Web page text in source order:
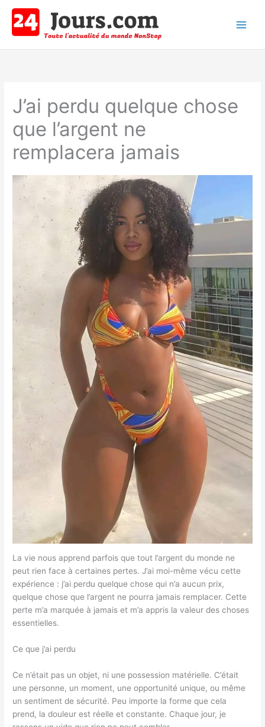
contenu
J’ai perdu quelque chose
que l’argent ne
remplacera jamais
La vie nous apprend parfois que tout l’argent du monde ne
peut rien face à certaines pertes. J’ai moi-même vécu cette
expérience : j’ai perdu quelque chose qui n’a aucun prix,
quelque chose que l’argent ne pourra jamais remplacer. Cette
perte m’a marquée à jamais et m’a appris la valeur des choses
essentielles.
Ce que j’ai perdu
Ce n’était pas un objet, ni une possession matérielle. C’était
une personne, un moment, une opportunité unique, ou même
un sentiment de sécurité. Peu importe la forme que cela
prend, la douleur est réelle et constante. Chaque jour, je